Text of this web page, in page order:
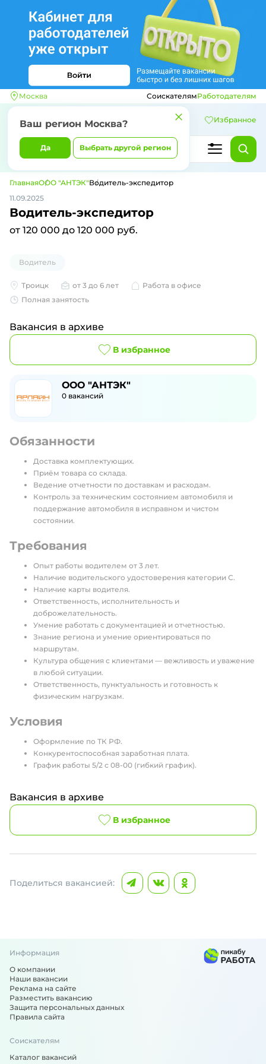
Москва
Ваш регион Москва?
Да Выбрать другой регион
СоискателямРаботодателям
Избранное
ГлавнаяООО "АНТЭК"Водитель-экспедитор
11.09.2025
Водитель-экспедитор
от 120 000 до 120 000 руб.
Водитель
Троицк от 3 до 6 лет
Работа в офисе
Полная занятость
Вакансия в архиве
В избранное
ООО "АНТЭК"
0 вакансий
Обязанности
Доставка комплектующих.
Приём товара со склада.
Ведение отчетности по доставкам и расходам.
Контроль за техническим состоянием автомобиля и
поддержание автомобиля в исправном и чистом
состоянии.
Требования
Опыт работы водителем от 3 лет.
Наличие водительского удостоверения категории С.
Наличие карты водителя.
Ответственность, исполнительность и
доброжелательность.
Умение работать с документацией и отчетностью.
Знание региона и умение ориентироваться по
маршрутам.
Культура общения с клиентами — вежливость и уважение
в любой ситуации.
Ответственность, пунктуальность и готовность к
физическим нагрузкам.
Условия
Оформление по ТК РФ.
Конкурентоспособная заработная плата.
График работы 5/2 с 08-00 (гибкий график).
Вакансия в архиве
В избранное
Поделиться вакансией:
Информация
О компании
Наши вакансии
Реклама на сайте
Разместить вакансию
Защита персональных данных
Правила сайта
Соискателям
Каталог вакансий